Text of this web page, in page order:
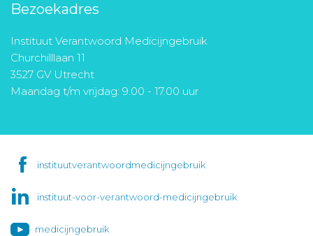
Bezoekadres
Instituut Verantwoord Medicijngebruik
Churchilllaan 11
3527 GV Utrecht
Maandag t/m vrijdag: 9.00 - 17.00 uur
instituutverantwoordmedicijngebruik
instituut-voor-verantwoord-medicijngebruik
medicijngebruik